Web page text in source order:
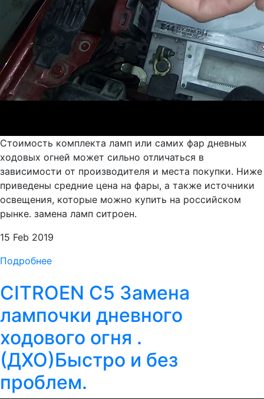
Стоимость комплекта ламп или самих фар дневных
ходовых огней может сильно отличаться в
зависимости от производителя и места покупки. Ниже
приведены средние цена на фары, а также источники
освещения, которые можно купить на российском
рынке. замена ламп ситроен.
15 Feb 2019
Подробнее
CITROEN C5 Замена
лампочки дневного
ходового огня .
(ДХО)Быстро и без
проблем.